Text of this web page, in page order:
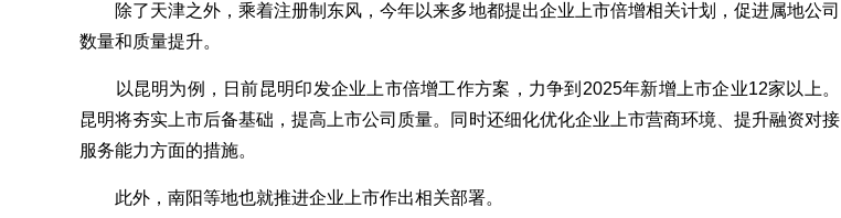
除了天津之外，乘着注册制东风，今年以来多地都提出企业上市倍增相关计划，促进属地公司
数量和质量提升。
以昆明为例，日前昆明印发企业上市倍增工作方案，力争到2025年新增上市企业12家以上。
昆明将夯实上市后备基础，提高上市公司质量。同时还细化优化企业上市营商环境、提升融资对接
服务能力方面的措施。
此外，南阳等地也就推进企业上市作出相关部署。